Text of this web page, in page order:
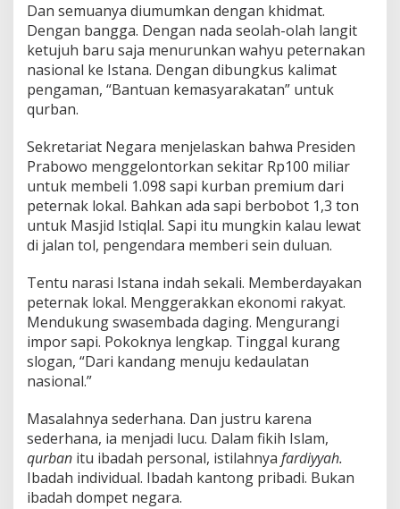
Dan semuanya diumumkan dengan khidmat.
Dengan bangga. Dengan nada seolah-olah langit
ketujuh baru saja menurunkan wahyu peternakan
nasional ke Istana. Dengan dibungkus kalimat
pengaman, “Bantuan kemasyarakatan” untuk
qurban.
Sekretariat Negara menjelaskan bahwa Presiden
Prabowo menggelontorkan sekitar Rp100 miliar
untuk membeli 1.098 sapi kurban premium dari
peternak lokal. Bahkan ada sapi berbobot 1,3 ton
untuk Masjid Istiqlal. Sapi itu mungkin kalau lewat
di jalan tol, pengendara memberi sein duluan.
Tentu narasi Istana indah sekali. Memberdayakan
peternak lokal. Menggerakkan ekonomi rakyat.
Mendukung swasembada daging. Mengurangi
impor sapi. Pokoknya lengkap. Tinggal kurang
slogan, “Dari kandang menuju kedaulatan
nasional.”
Masalahnya sederhana. Dan justru karena
sederhana, ia menjadi lucu. Dalam fikih Islam,
qurban itu ibadah personal, istilahnya fardiyyah.
Ibadah individual. Ibadah kantong pribadi. Bukan
ibadah dompet negara.